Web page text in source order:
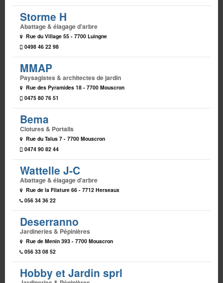
Storme H
Abattage & élagage d'arbre
Rue du Village 55 - 7700 Luingne
0498 46 22 98
MMAP
Paysagistes & architectes de jardin
Rue des Pyramides 18 - 7700 Mouscron
0475 80 76 51
Bema
Clotures & Portails
Rue du Talus 7 - 7700 Mouscron
0474 90 82 44
Wattelle J-C
Abattage & élagage d'arbre
Rue de la Filature 66 - 7712 Herseaux
056 34 36 22
Deserranno
Jardineries & Pépinières
Rue de Menin 393 - 7700 Mouscron
056 33 08 52
Hobby et Jardin sprl